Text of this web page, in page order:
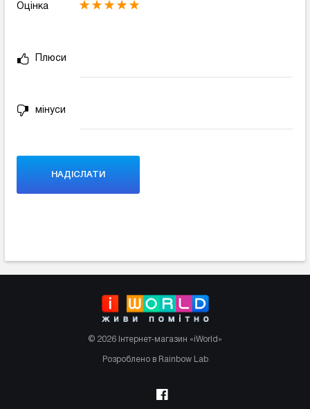
Оцінка
Плюси
мінуси
© 2026 Інтернет-магазин «iWorld»
Розроблено в Rainbow Lab